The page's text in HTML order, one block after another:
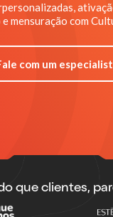
mensuração com
com um
que clientes,